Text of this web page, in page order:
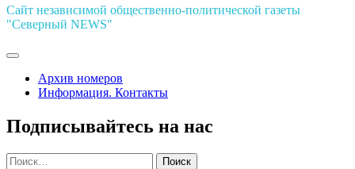
Сайт независимой общественно-политической газеты
"Северный NEWS"
Архив номеров
Информация. Контакты
Подписывайтесь на нас
Найти: